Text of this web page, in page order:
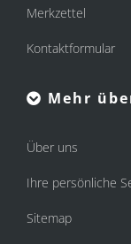
Merkzettel
Kontaktformular
Mehr
Über uns
Ihre persönliche
Sitemap